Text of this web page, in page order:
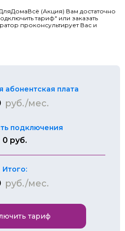
(Акция) Вам достаточно
тариф" или заказать
проконсультирует Вас и
абонентская плата
руб./мес.
подключения
0 руб.
Итого:
руб./мес.
тариф